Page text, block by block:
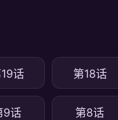
话 第18话
9话 第8话